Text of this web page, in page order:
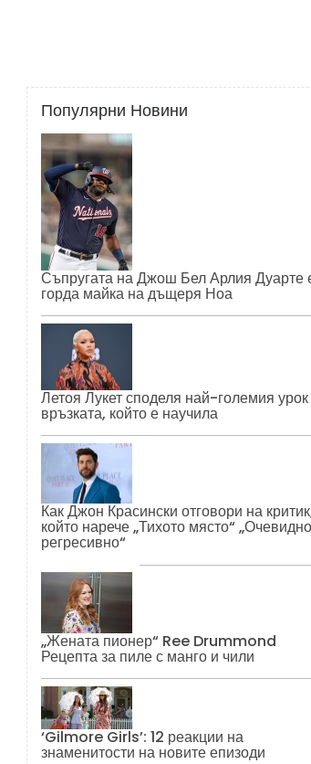
Популярни Новини
Съпругата на Джош Бел Арлия Дуарте
горда майка на дъщеря Ноа
Летоя Лукет споделя най-големия урок
връзката, който е научила
Как Джон Красински отговори на
който нарече „Тихото място“ „Очевидно
регресивно“
„Жената пионер“ Ree Drummond
Рецепта за пиле с манго и чили
‘Gilmore Girls’: 12 реакции на
знаменитости на новите епизоди